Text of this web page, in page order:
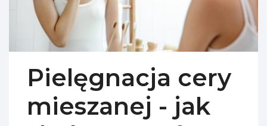
Pielęgnacja cery
mieszanej - jak